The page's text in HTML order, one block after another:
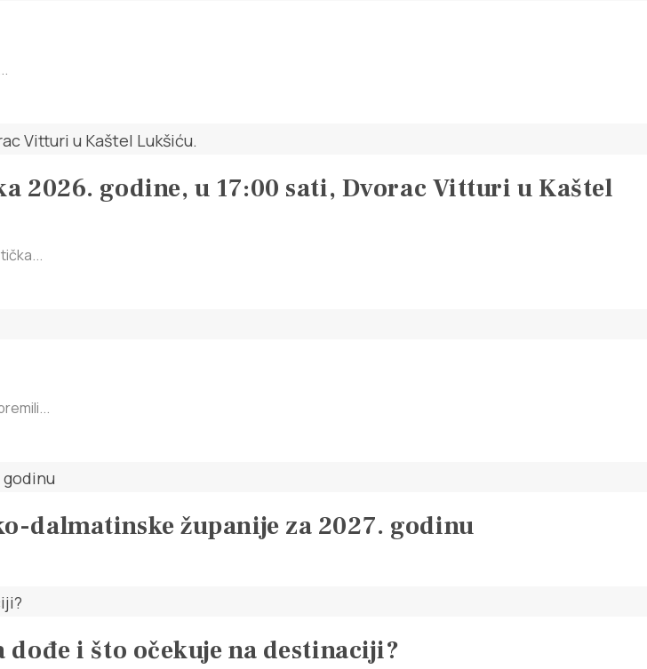
2026. godine, u 17:00 sati, Dvorac Vitturi u Kaštel
dalmatinske županije za 2027. godinu
i što očekuje na destinaciji?